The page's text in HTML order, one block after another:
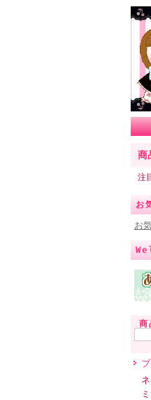
商
注
お
お
商